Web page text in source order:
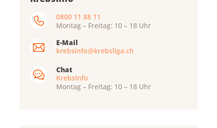
0800 11 88 11
Montag – Freitag: 10 – 18 Uhr
E-Mail
krebsinfo@krebsliga.ch
Chat
KrebsInfo
Montag – Freitag: 10 – 18 Uhr